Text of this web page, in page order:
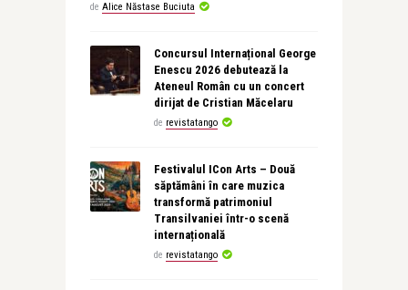
de Alice Năstase Buciuta
Concursul Internațional George
Enescu 2026 debutează la
Ateneul Român cu un concert
dirijat de Cristian Măcelaru
de revistatango
Festivalul ICon Arts – Două
săptămâni în care muzica
transformă patrimoniul
Transilvaniei într-o scenă
internațională
de revistatango